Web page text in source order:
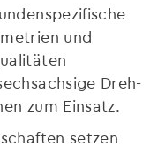
und
Dreh-
zum Einsatz.
setzen